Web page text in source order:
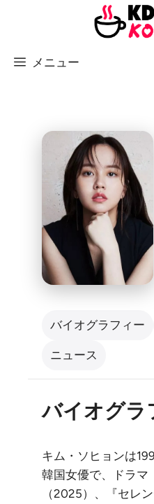
メニュー
バイオグラフィー
ニュース
バイオグラ
キム・ソヒョンは
韓国女優で、ドラマ
（2025）、『セレ